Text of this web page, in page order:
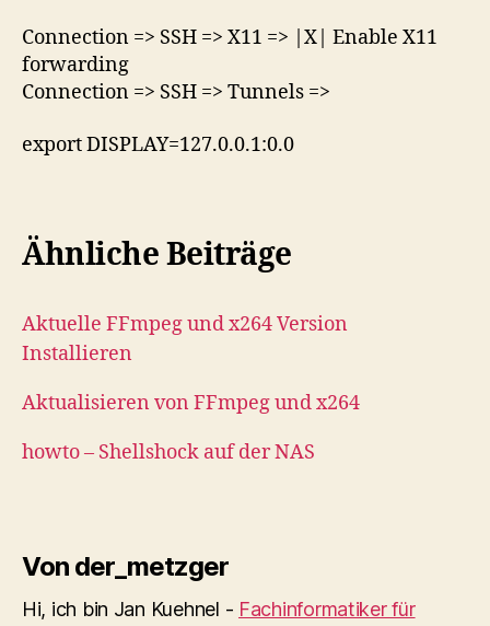
Connection => SSH => X11 => |X| Enable X11
forwarding
Connection => SSH => Tunnels =>
export DISPLAY=127.0.0.1:0.0
Ähnliche Beiträge
Aktuelle FFmpeg und x264 Version
Installieren
Aktualisieren von FFmpeg und x264
howto – Shellshock auf der NAS
Von der_metzger
Hi, ich bin Jan Kuehnel - Fachinformatiker für